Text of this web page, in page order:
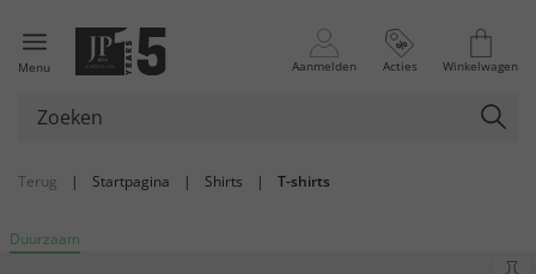
Menu Aanmelden Acties Winkelwagen
Terug | Startpagina | Shirts | T-shirts
Duurzaam